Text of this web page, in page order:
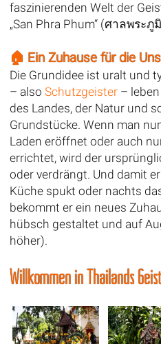
faszinierenden Welt der
„San Phra Phum“ (ศาลพระภู
🏠 Ein Zuhause für die
Die Grundidee ist uralt und
– also Schutzgeister– leben
des Landes, der Natur und
Grundstücke. Wenn man
Laden eröffnet oder auch
errichtet, wird der
oder verdrängt. Und damit
Küche spukt oder nachts
bekommt er ein neues
hübsch gestaltet und auf
höher).
Willkommen in Thailands